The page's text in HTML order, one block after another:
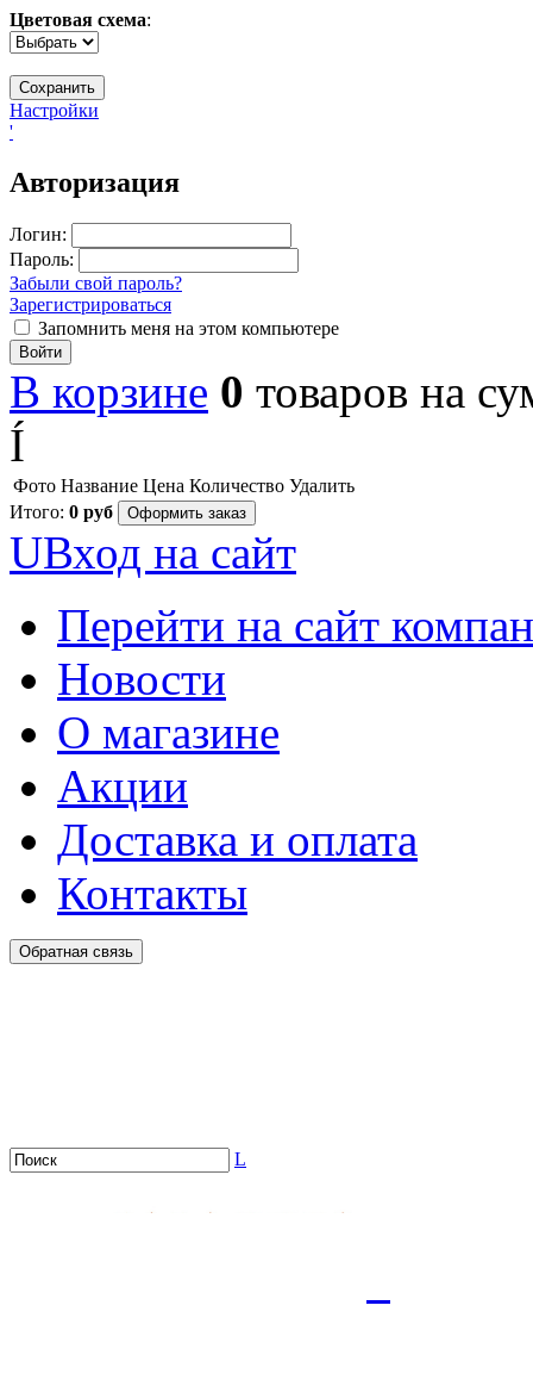
Цветовая схема:
Настройки
'
Авторизация
Логин:
Пароль:
Забыли свой пароль?
Зарегистрироваться
Запомнить меня на этом компьютере
Войти
В корзине 0 товаров на
Í
Фото Название Цена Количество Удалить
Итого: 0 руб Оформить заказ
UВход на сайт
Перейти на сайт
Новости
О магазине
Акции
Доставка и оплата
Контакты
Обратная связь
L